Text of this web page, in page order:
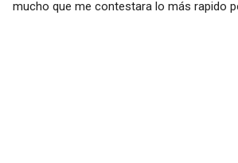
mucho que me contestara lo más rapido